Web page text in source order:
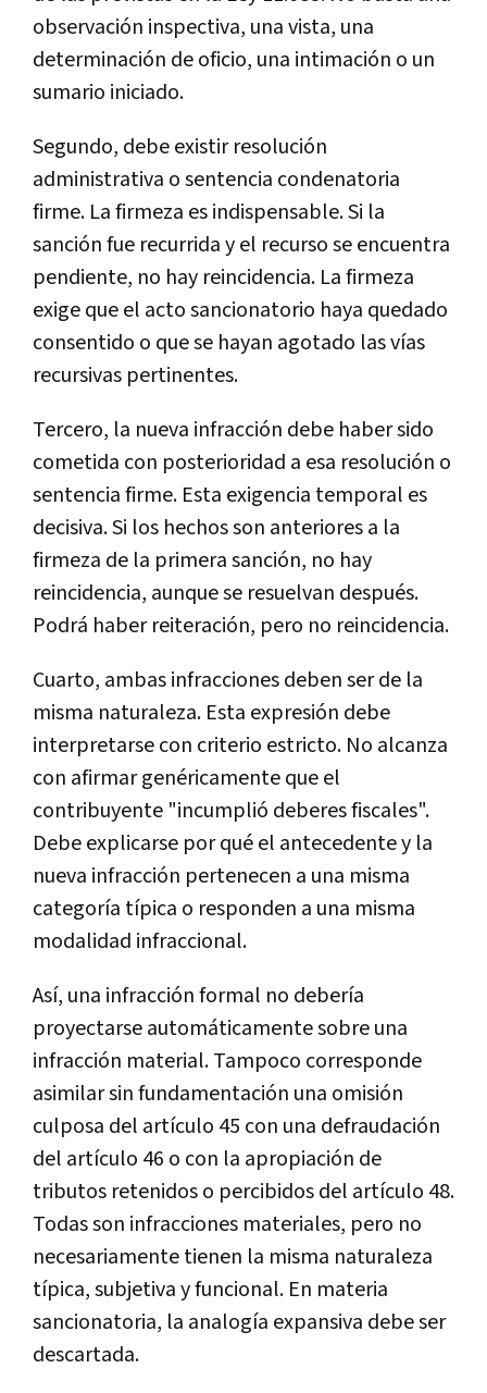
observación inspectiva, una vista, una
determinación de oficio, una intimación o un
sumario iniciado.
Segundo, debe existir resolución
administrativa o sentencia condenatoria
firme. La firmeza es indispensable. Si la
sanción fue recurrida y el recurso se encuentra
pendiente, no hay reincidencia. La firmeza
exige que el acto sancionatorio haya quedado
consentido o que se hayan agotado las vías
recursivas pertinentes.
Tercero, la nueva infracción debe haber sido
cometida con posterioridad a esa resolución o
sentencia firme. Esta exigencia temporal es
decisiva. Si los hechos son anteriores a la
firmeza de la primera sanción, no hay
reincidencia, aunque se resuelvan después.
Podrá haber reiteración, pero no reincidencia.
Cuarto, ambas infracciones deben ser de la
misma naturaleza. Esta expresión debe
interpretarse con criterio estricto. No alcanza
con afirmar genéricamente que el
contribuyente "incumplió deberes fiscales".
Debe explicarse por qué el antecedente y la
nueva infracción pertenecen a una misma
categoría típica o responden a una misma
modalidad infraccional.
Así, una infracción formal no debería
proyectarse automáticamente sobre una
infracción material. Tampoco corresponde
asimilar sin fundamentación una omisión
culposa del artículo 45 con una defraudación
del artículo 46 o con la apropiación de
tributos retenidos o percibidos del artículo 48.
Todas son infracciones materiales, pero no
necesariamente tienen la misma naturaleza
típica, subjetiva y funcional. En materia
sancionatoria, la analogía expansiva debe ser
descartada.